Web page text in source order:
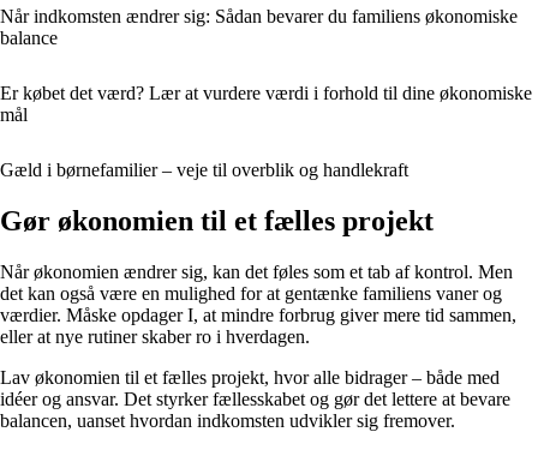
Når indkomsten ændrer sig: Sådan bevarer du familiens økonomiske
balance
Er købet det værd? Lær at vurdere værdi i forhold til dine økonomiske
mål
Gæld i børnefamilier – veje til overblik og handlekraft
Gør økonomien til et fælles projekt
Når økonomien ændrer sig, kan det føles som et tab af kontrol. Men
det kan også være en mulighed for at gentænke familiens vaner og
værdier. Måske opdager I, at mindre forbrug giver mere tid sammen,
eller at nye rutiner skaber ro i hverdagen.
Lav økonomien til et fælles projekt, hvor alle bidrager – både med
idéer og ansvar. Det styrker fællesskabet og gør det lettere at bevare
balancen, uanset hvordan indkomsten udvikler sig fremover.